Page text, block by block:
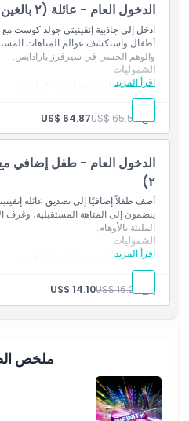
كيفية الوصول إلى هناك
سياسة الإلغاء
الدخول العام - عائلة (٢ بالغين + ٢ أطفال)
أطفال واستكشف عوالم المتاهات
والوهم الحسي في سيرفرز بارادايس.
اقرأ المزيد
الشموليات
خصم ١٠٪ على حزمة الصور الرقمية
الدخول العام إلى جاذبية إنفينيتي
بالغ:US$ 65.58
US$ 64.87
الدخول العام - طفل إضافي
٢)
أضف طفلاً إضافيًا إلى تصديق عائلة
ينضمون إلى المتاهة المستقبلية، وغرف
المليئة بالأوهام.
اقرأ المزيد
الشموليات
خصم ١٠٪ على حزمة الصور الرقمية
الدخول العام إلى جاذبية إنفينيتي
بالغ:
US$ 16.22
US$ 14.10
ملخص